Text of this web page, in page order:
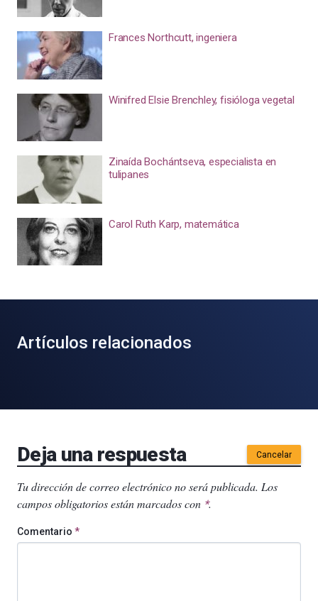
Frances Northcutt, ingeniera
Winifred Elsie Brenchley, fisióloga vegetal
Zinaída Bochántseva, especialista en
tulipanes
Carol Ruth Karp, matemática
Artículos relacionados
Deja una respuesta Cancelar
Tu dirección de correo electrónico no será publicada. Los
campos obligatorios están marcados con *.
Comentario *